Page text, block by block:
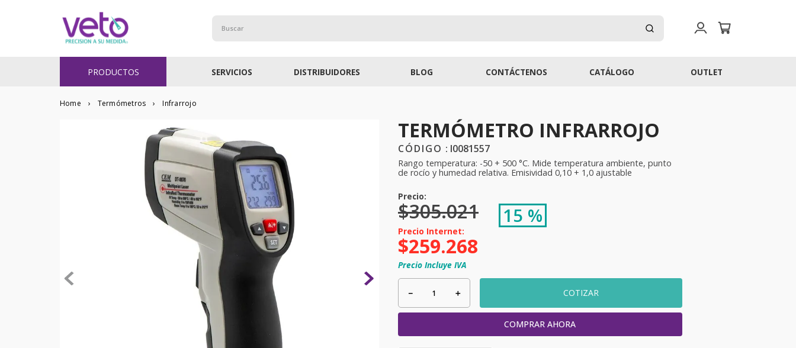
PRODUCTOS SERVICIOS DISTRIBUIDORES BLOG CONTÁCTENOS CATÁLOGO OUTLET
Termómetros Infrarrojo
TERMÓMETRO INFRARROJO
: I0081557
Rango temperatura: -50 + 500 °C. Mide temperatura ambiente, punto
de rocío y humedad relativa. Emisividad 0,10 + 1,0 ajustable
$305.021 15 %
$259.268
Precio Incluye IVA
＋
－ COTIZAR
COMPRAR AHORA